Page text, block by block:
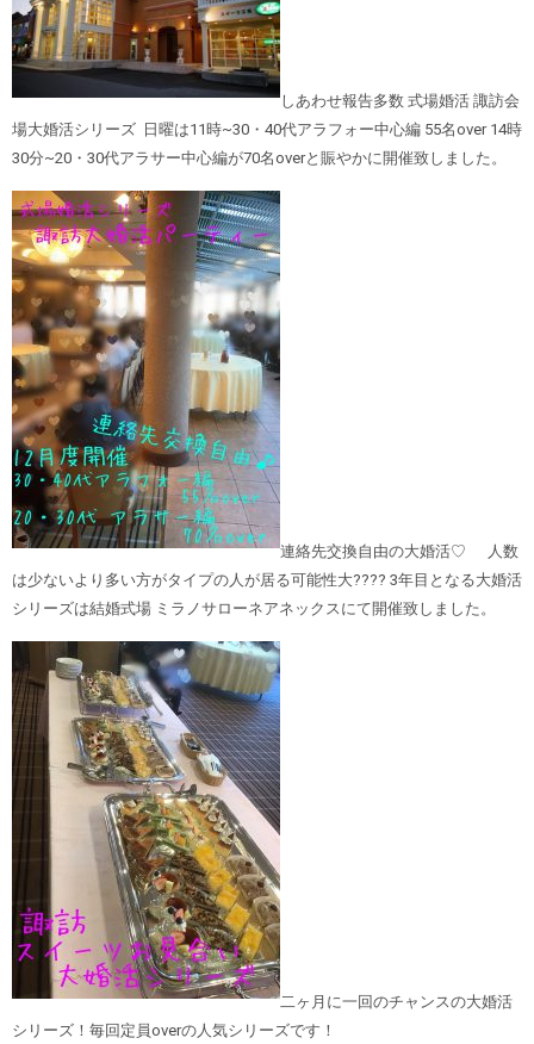
しあわせ報告多数 式場婚活 諏訪会
場大婚活シリーズ 日曜は11時~30・40代アラフォー中心編 55名over 14時
30分~20・30代アラサー中心編が70名overと賑やかに開催致しました。
連絡先交換自由の大婚活♡ 人数
は少ないより多い方がタイプの人が居る可能性大???? 3年目となる大婚活
シリーズは結婚式場 ミラノサローネアネックスにて開催致しました。
二ヶ月に一回のチャンスの大婚活
シリーズ！毎回定員overの人気シリーズです！